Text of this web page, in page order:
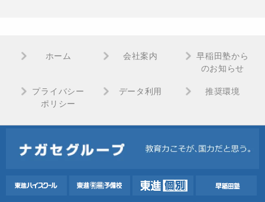
ホーム 会社案内
早稲田塾から
のお知らせ
プライバシー
ポリシー
データ利用 推奨環境